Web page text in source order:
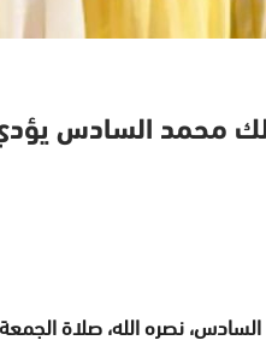
محمد السادس
نصره الله، صلاة